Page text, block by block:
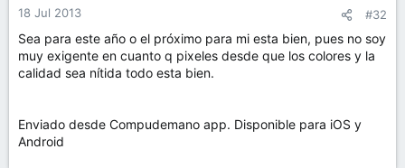
18 Jul 2013 #32
Sea para este año o el próximo para mi esta bien, pues no soy
muy exigente en cuanto q pixeles desde que los colores y la
calidad sea nítida todo esta bien.
Enviado desde Compudemano app. Disponible para iOS y
Android